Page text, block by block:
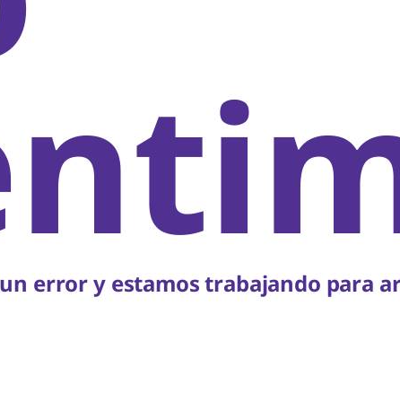
error y estamos trabajando para